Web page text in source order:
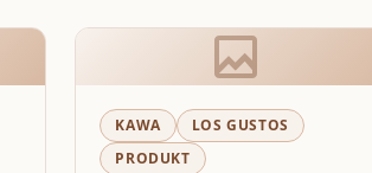
KAWA
LOS GUSTOS
PRODUKT